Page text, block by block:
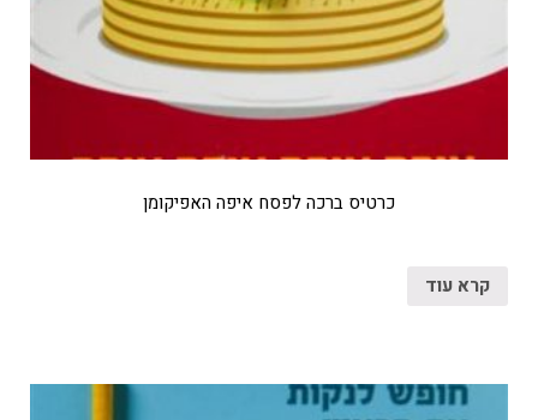
כרטיס ברכה לפסח איפה האפיקומן
קרא עוד